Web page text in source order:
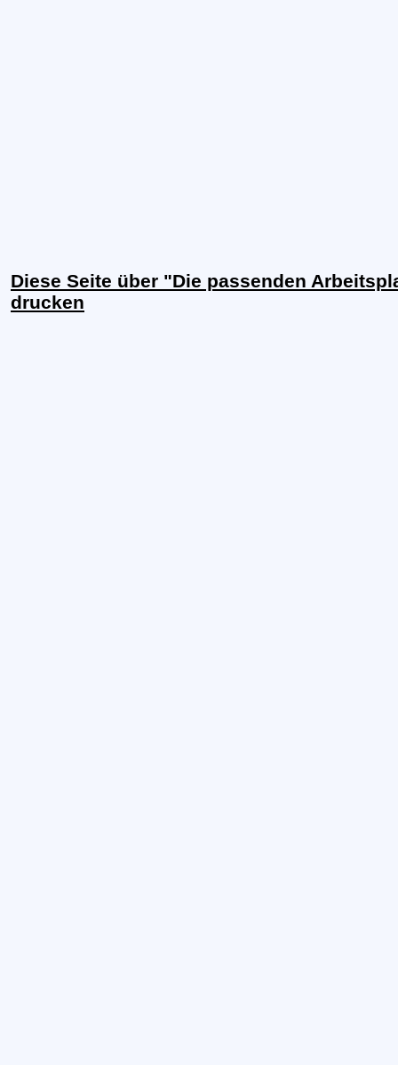
Diese Seite über "Die passenden
drucken